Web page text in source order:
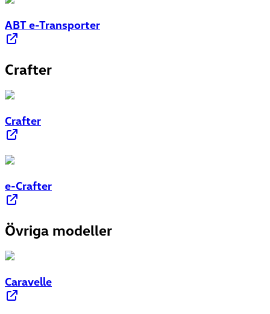
ABT e-Transporter
Crafter
Crafter
e-Crafter
Övriga modeller
Caravelle